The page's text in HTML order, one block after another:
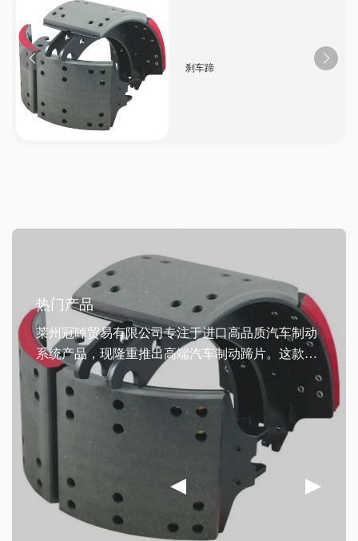
刹车蹄
热门产品
莱州冠晫贸易有限公司专注于进口高品质汽车制动
系统产品，现隆重推出高端汽车制动蹄片。这款产
品适用于乘用车和商用车领域，市场广泛覆盖欧
洲、美洲、澳洲、亚太、中东和非洲。制动蹄片采
用先进生产工艺与精密设备制造，严格遵循国际质
量标准，经过多重质量检测，还通过了VCA的COP
审核和EMARK认证。其附有制动衬片，通过铆接
或胶合固定，衬片耐热耐磨，能在不同温湿度下保
持高摩擦系数。产品材料可降低制动噪音，我们还
提供全流程技术支持与良好售后服务，交货期15 -